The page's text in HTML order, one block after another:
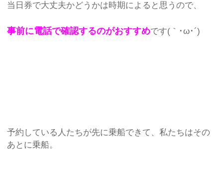
当日券で大丈夫かどうかは時期によると思うので、
事前に電話で確認するのがおすすめです(｀･ω･´)
予約している人たちが先に乗船できて、私たちはその
あとに乗船。